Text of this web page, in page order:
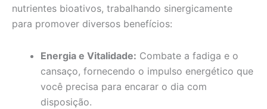
nutrientes bioativos, trabalhando sinergicamente
para promover diversos benefícios:
Energia e Vitalidade: Combate a fadiga e o
cansaço, fornecendo o impulso energético que
você precisa para encarar o dia com
disposição.